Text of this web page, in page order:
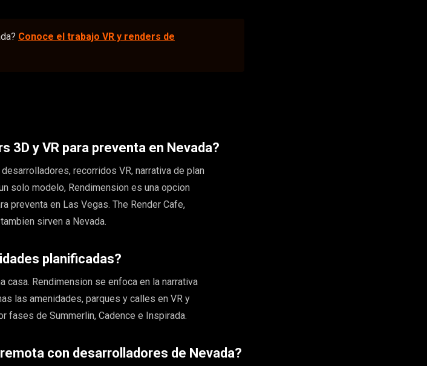
Conoce el trabajo VR y renders de
3D y VR para preventa en Nevada?
recorridos VR, narrativa de plan
solo modelo, Rendimension es una opcion
preventa en Las Vegas. The Render Cafe,
sirven a Nevada.
planificadas?
casa. Rendimension se enfoca en la narrativa
las amenidades, parques y calles en VR y
fases de Summerlin, Cadence e Inspirada.
con desarrolladores de Nevada?